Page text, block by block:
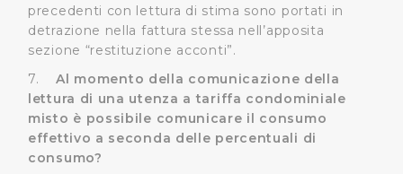
traffico sul nostro sito web, per personalizzare
contenuti ed annunci e per fornire funzionalità dei social
l’Utente utilizza il nostro sito con i nostri partner. Tali
pubblicità e social media, potrebbero combinare le
informazioni ricevute con altre informazioni che l’Utente
precedenti con lettura di stima sono portati in
detrazione nella fattura stessa nell’apposita
sezione “restituzione acconti”.
7.Al momento della comunicazione della
lettura di una utenza a tariffa condominiale
misto è possibile comunicare il consumo
effettivo a seconda delle percentuali di
consumo?